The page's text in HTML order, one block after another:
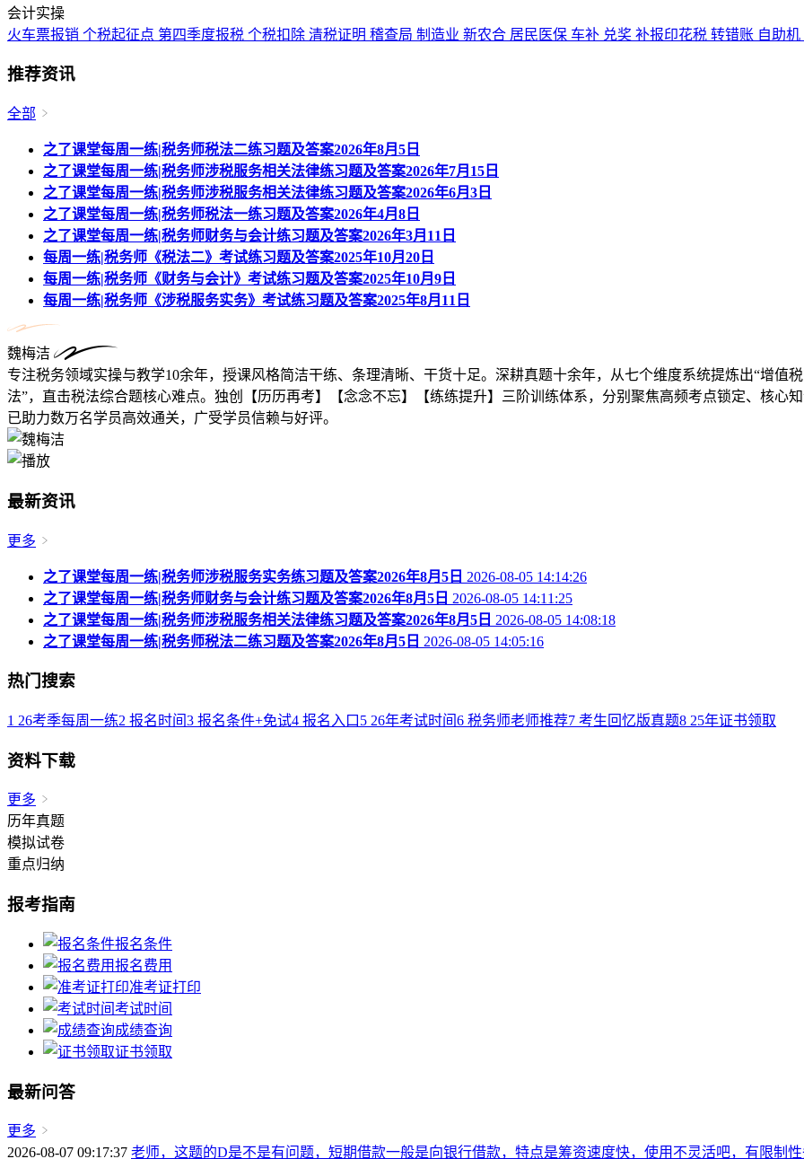
会计实操
火车票报销 个税起征点 第四季度报税 个税扣除 清税证明 稽查局 制造业 新农合 居民医保 车补 兑奖 补报印花税 转错账 自助机
推荐资讯
全部
之了课堂每周一练|税务师税法二练习题及答案2026年8月5日
之了课堂每周一练|税务师涉税服务相关法律练习题及答案2026年7月15日
之了课堂每周一练|税务师涉税服务相关法律练习题及答案2026年6月3日
之了课堂每周一练|税务师税法一练习题及答案2026年4月8日
之了课堂每周一练|税务师财务与会计练习题及答案2026年3月11日
每周一练|税务师《税法二》考试练习题及答案2025年10月20日
每周一练|税务师《财务与会计》考试练习题及答案2025年10月9日
每周一练|税务师《涉税服务实务》考试练习题及答案2025年8月11日
魏梅洁
专注税务领域实操与教学10余年，授课风格简洁干练、条理清晰、干货十足。深耕真题十余年，从七个维度系统提炼出“增值
法”，直击税法综合题核心难点。独创【历历再考】【念念不忘】【练练提升】三阶训练体系，分别聚焦高频考点锁定、核心
已助力数万名学员高效通关，广受学员信赖与好评。
最新资讯
更多
之了课堂每周一练|税务师涉税服务实务练习题及答案2026年8月5日 2026-08-05 14:14:26
之了课堂每周一练|税务师财务与会计练习题及答案2026年8月5日 2026-08-05 14:11:25
之了课堂每周一练|税务师涉税服务相关法律练习题及答案2026年8月5日 2026-08-05 14:08:18
之了课堂每周一练|税务师税法二练习题及答案2026年8月5日 2026-08-05 14:05:16
热门搜索
1 26考季每周一练2 报名时间3 报名条件+免试4 报名入口 5 26年考试时间6 税务师老师推荐7 考生回忆版真题8 25年证书领取
资料下载
更多
历年真题
模拟试卷
重点归纳
报考指南
报名条件
报名费用
准考证打印
考试时间
成绩查询
证书领取
最新问答
更多
2026-08-07 09:17:37 老师，这题的D是不是有问题，短期借款一般是向银行借款，特点是筹资速度快，使用不灵活吧，有限制